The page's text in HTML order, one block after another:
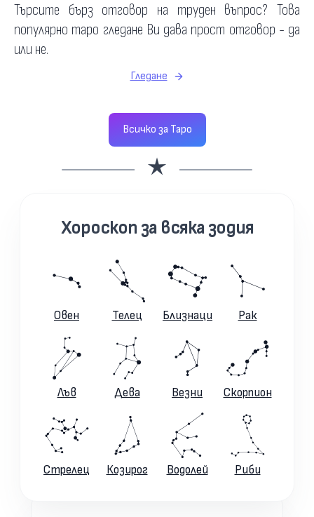
Търсите бърз отговор на труден въпрос? Това
популярно таро гледане Ви дава прост отговор - да
или не.
Гледане
Всичко за Таро
Хороскоп за всяка зодия
Овен Телец Близнаци Рак
Лъв Дева Везни Скорпион
Стрелец Козирог Водолей Риби